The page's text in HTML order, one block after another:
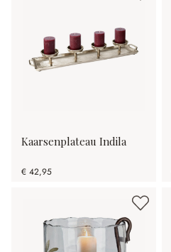
Kaarsenplateau Indila
€ 42,95